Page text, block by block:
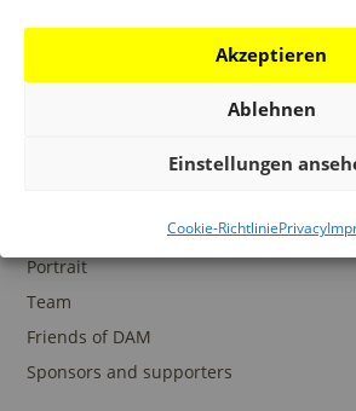
Akzeptieren
Ablehnen
Einstellungen
Cookie-RichtliniePrivacy
DAM Digital Collection
Portrait
Team
Friends of DAM
Sponsors and supporters